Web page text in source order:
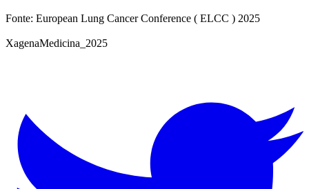
Fonte: European Lung Cancer Conference ( ELCC ) 2025
XagenaMedicina_2025